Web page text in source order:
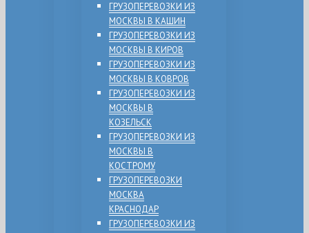
ГРУЗОПЕРЕВОЗКИ ИЗ
МОСКВЫ В КАШИН
ГРУЗОПЕРЕВОЗКИ ИЗ
МОСКВЫ В КИРОВ
ГРУЗОПЕРЕВОЗКИ ИЗ
МОСКВЫ В КОВРОВ
ГРУЗОПЕРЕВОЗКИ ИЗ
МОСКВЫ В
КОЗЕЛЬСК
ГРУЗОПЕРЕВОЗКИ ИЗ
МОСКВЫ В
КОСТРОМУ
ГРУЗОПЕРЕВОЗКИ
МОСКВА
КРАСНОДАР
ГРУЗОПЕРЕВОЗКИ ИЗ